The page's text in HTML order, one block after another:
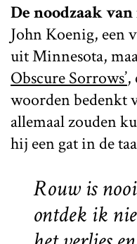
De noodzaak
John Koenig, een
uit Minnesota,
Obscure Sorrows’,
woorden bedenkt
allemaal zouden
hij een gat in de
Rouw is
ontdek ik